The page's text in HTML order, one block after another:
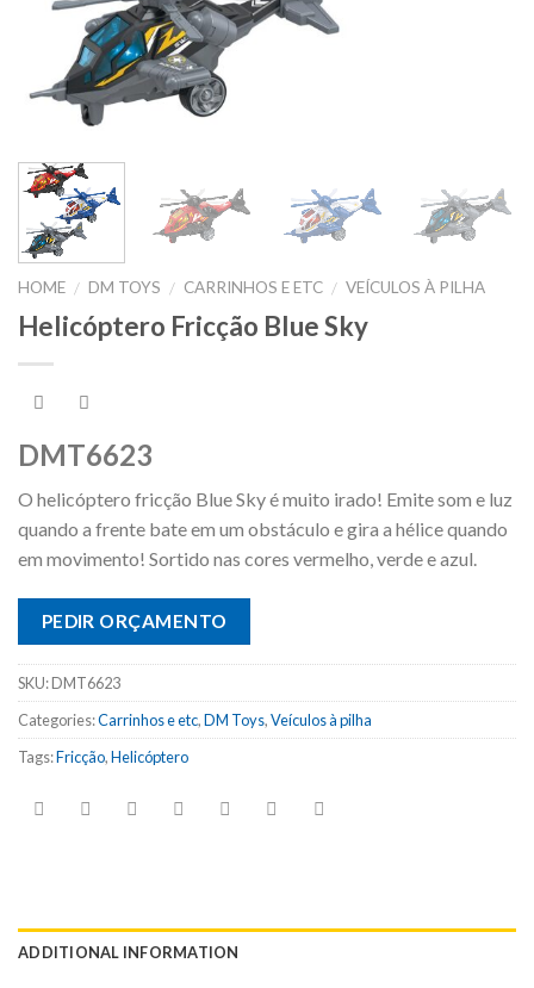
HOME / DM TOYS / CARRINHOS E ETC / VEÍCULOS À PILHA
Helicóptero Fricção Blue Sky
DMT6623
O helicóptero fricção Blue Sky é muito irado! Emite som e luz
quando a frente bate em um obstáculo e gira a hélice quando
em movimento! Sortido nas cores vermelho, verde e azul.
PEDIR ORÇAMENTO
SKU:DMT6623
Categories:Carrinhos e etc,DM Toys,Veículos à pilha
Tags:Fricção,Helicóptero
ADDITIONAL INFORMATION